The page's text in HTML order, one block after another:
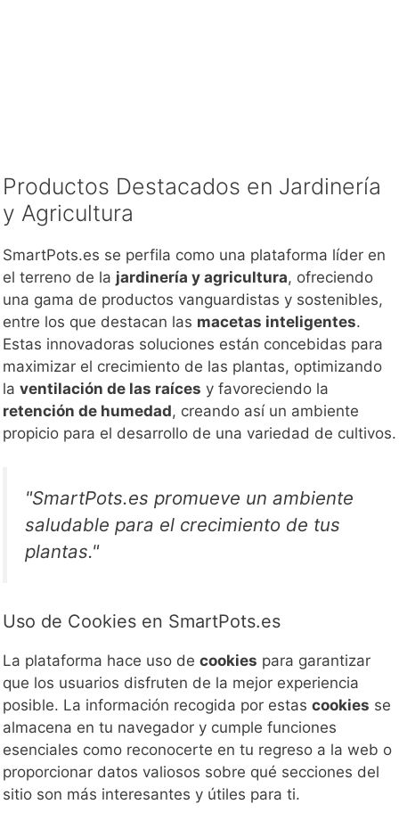
Productos Destacados en Jardinería
y Agricultura
SmartPots.es se perfila como una plataforma líder en
el terreno de la jardinería y agricultura, ofreciendo
una gama de productos vanguardistas y sostenibles,
entre los que destacan las macetas inteligentes.
Estas innovadoras soluciones están concebidas para
maximizar el crecimiento de las plantas, optimizando
la ventilación de las raíces y favoreciendo la
retención de humedad, creando así un ambiente
propicio para el desarrollo de una variedad de cultivos.
"SmartPots.es promueve un ambiente
saludable para el crecimiento de tus
plantas."
Uso de Cookies en SmartPots.es
La plataforma hace uso de cookies para garantizar
que los usuarios disfruten de la mejor experiencia
posible. La información recogida por estas cookies se
almacena en tu navegador y cumple funciones
esenciales como reconocerte en tu regreso a la web o
proporcionar datos valiosos sobre qué secciones del
sitio son más interesantes y útiles para ti.